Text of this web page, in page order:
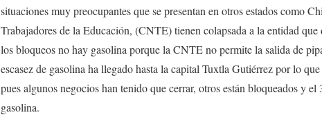
situaciones muy preocupantes que se presentan en otros estados como
Trabajadores de la Educación, (CNTE) tienen colapsada a la entidad
los bloqueos no hay gasolina porque la CNTE no permite la salida de
escasez de gasolina ha llegado hasta la capital Tuxtla Gutiérrez por lo
pues algunos negocios han tenido que cerrar, otros están bloqueados y
gasolina.